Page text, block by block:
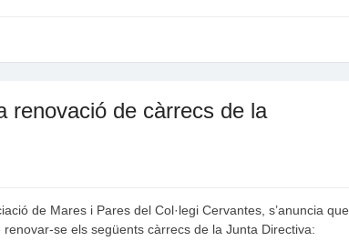
renovació de càrrecs de la
de Mares i Pares del Col·legi Cervantes, s’anuncia que
se els següents càrrecs de la Junta Directiva: